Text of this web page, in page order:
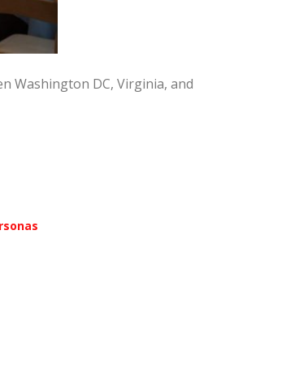
Washington DC, Virginia, and